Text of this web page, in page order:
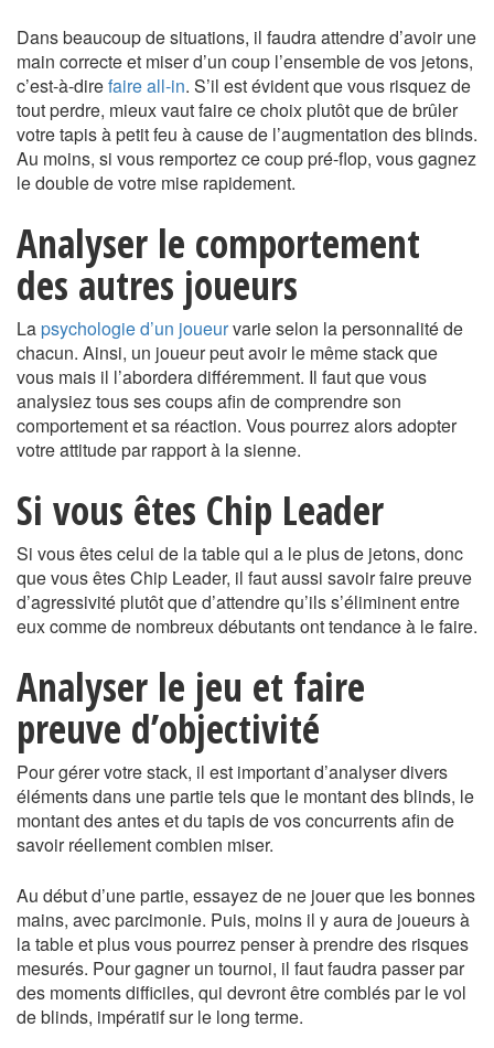
Dans beaucoup de situations, il faudra attendre d’avoir une
main correcte et miser d’un coup l’ensemble de vos jetons,
c’est-à-direfaire all-in. S’il est évident que vous risquez de
tout perdre, mieux vaut faire ce choix plutôt que de brûler
votre tapis à petit feu à cause de l’augmentation des blinds.
Au moins, si vous remportez ce coup pré-flop, vous gagnez
le double de votre mise rapidement.
Analyser le comportement
des autres joueurs
Lapsychologie d’un joueurvarie selon la personnalité de
chacun. Ainsi, un joueur peut avoir le même stack que
vous mais il l’abordera différemment. Il faut que vous
analysiez tous ses coups afin de comprendre son
comportement et sa réaction. Vous pourrez alors adopter
votre attitude par rapport à la sienne.
Si vous êtes Chip Leader
Si vous êtes celui de la table qui a le plus de jetons, donc
que vous êtes Chip Leader, il faut aussi savoir faire preuve
d’agressivité plutôt que d’attendre qu’ils s’éliminent entre
eux comme de nombreux débutants ont tendance à le faire.
Analyser le jeu et faire
preuve d’objectivité
Pour gérer votre stack, il est important d’analyser divers
éléments dans une partie tels que le montant des blinds, le
montant des antes et du tapis de vos concurrents afin de
savoir réellement combien miser.
Au début d’une partie, essayez de ne jouer que les bonnes
mains, avec parcimonie. Puis, moins il y aura de joueurs à
la table et plus vous pourrez penser à prendre des risques
mesurés. Pour gagner un tournoi, il faut faudra passer par
des moments difficiles, qui devront être comblés par le vol
de blinds, impératif sur le long terme.